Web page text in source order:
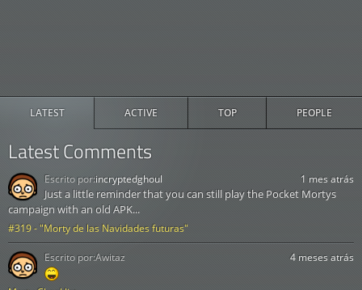
LATEST ACTIVE TOP PEOPLE
Latest Comments
#319 - "Morty de las Navidades futuras"
1 mes atrás
Just a little reminder that you can still play the Pocket Mortys
campaign with an old APK...
Escrito por:incryptedghoul
4 meses atrás
Escrito por:Awitaz